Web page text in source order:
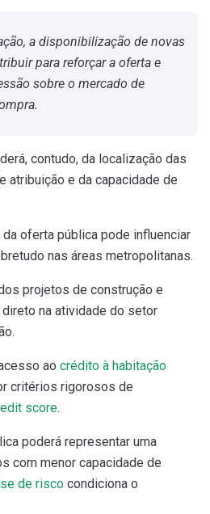
a disponibilização de novas
para reforçar a oferta e
sobre o mercado de
contudo, da localização das
atribuição e da capacidade de
oferta pública pode influenciar
nas áreas metropolitanas.
projetos de construção e
na atividade do setor
ao crédito à habitação
critérios rigorosos de
score.
poderá representar uma
com menor capacidade de
de risco condiciona o